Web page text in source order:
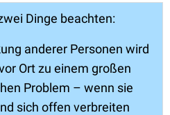
Dinge beachten:
anderer Personen wird
Ort zu einem großen
Problem – wenn sie
sich offen verbreiten